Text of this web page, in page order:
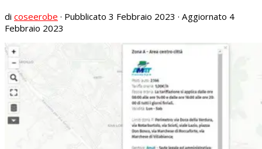
di coseerobe · Pubblicato 3 Febbraio 2023 · Aggiornato 4
Febbraio 2023